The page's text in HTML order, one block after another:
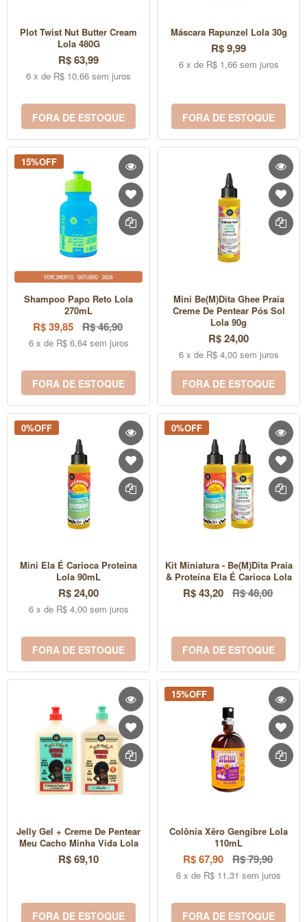
Plot Twist Nut Butter Cream
Lola 480G
R$ 63,99
6 x de R$ 10,66 sem juros
FORA DE ESTOQUE
Máscara Rapunzel Lola 30g
R$ 9,99
6 x de R$ 1,66 sem juros
FORA DE ESTOQUE
15%OFF
Shampoo Papo Reto Lola
270mL
R$ 39,85 R$ 46,90
6 x de R$ 6,64 sem juros
FORA DE ESTOQUE
Mini Be(m)dita Ghee Praia
Creme De Pentear Pós Sol
Lola 90g
R$ 24,00
6 x de R$ 4,00 sem juros
FORA DE ESTOQUE
0%OFF
Mini Ela É Carioca Proteína
Lola 90mL
R$ 24,00
6 x de R$ 4,00 sem juros
FORA DE ESTOQUE
0%OFF
Kit Miniatura - Be(m)dita Praia
& Proteína Ela É Carioca Lola
R$ 43,20 R$ 48,00
FORA DE ESTOQUE
Jelly Gel + Creme De Pentear
Meu Cacho Minha Vida Lola
R$ 69,10
FORA DE ESTOQUE
15%OFF
Colônia Xêro Gengibre Lola
110mL
R$ 67,90 R$ 79,90
6 x de R$ 11,31 sem juros
FORA DE ESTOQUE